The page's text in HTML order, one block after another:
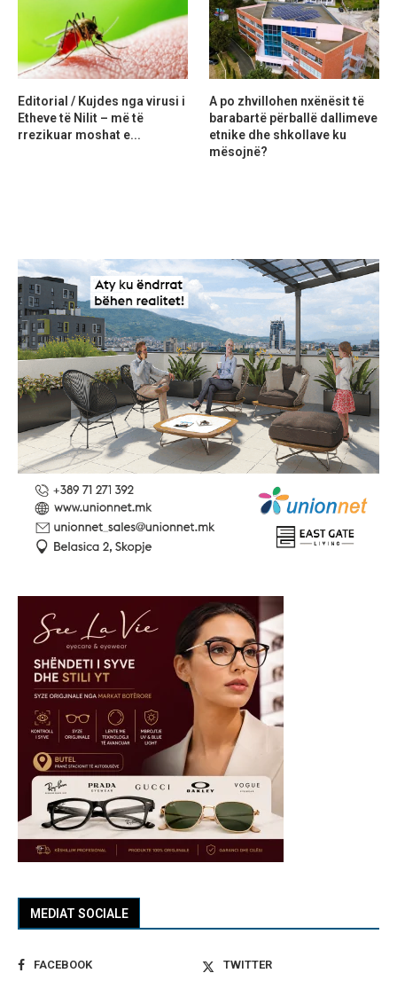
MEDIAT SOCIALE
FACEBOOK
TWITTER
Editorial / Kujdes nga virusi i
Etheve të Nilit – më të
rrezikuar moshat e...
A po zhvillohen nxënësit të
barabartë përballë dallimeve
etnike dhe shkollave ku
mësojnë?